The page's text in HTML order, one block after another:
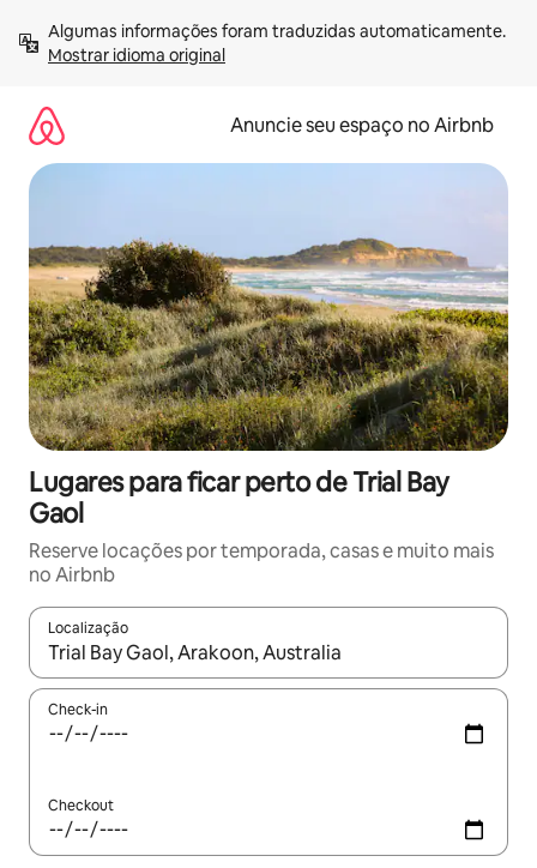
para
Mostrar idioma original
Anuncie seu espaço no Airbnb
Lugares para ficar perto de Trial Bay
Gaol
Reserve locações por temporada, casas e muito mais
no Airbnb
Localização
Quando os resultados estiverem disponíveis, explore-os
Check-in
Checkout